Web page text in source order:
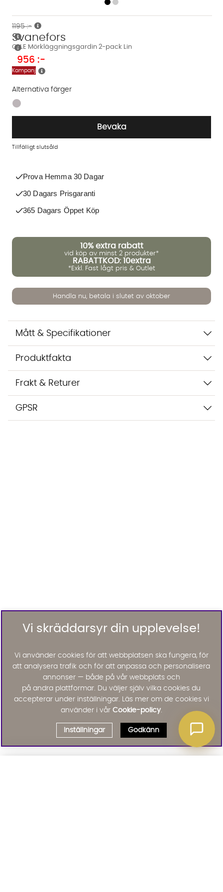
OLLE Mörkläggningsgardin 2-pack Lin
Svanefors
956 :-
1195 :-
Kampanj
Bevaka
Tillfälligt slutsåld
Alternativa färger
Finns även i dessa färger:
Prova Hemma 30 Dagar
30 Dagars Prisgaranti
365 Dagars Öppet Köp
10% extra rabatt
vid köp av minst 2 produkter*
RABATTKOD: 10extra
*Exkl. Fast lågt pris & Outlet
Handla nu, betala i slutet av oktober
Mått & Specifikationer
Produktfakta
Frakt & Returer
GPSR
Vi skräddarsyr din upplevelse!
Vi använder cookies för att webbplatsen ska fungera, för
att analysera trafik och för att anpassa och personalisera
annonser — både på vår webbplats och
på andra plattformar. Du väljer själv vilka cookies du
accepterar under inställningar. Läs mer om de cookies vi
använder i vår Cookie-policy.
Inställningar Godkänn
Vi använder AI för att svara på dina frågor. Konversationen
sparas i upp till 24 timmar för att kunna hjälpa dig. Vi delar
inte dina uppgifter med tredje part. Läs mer i vår
integritetspolicy.
Jag godkänner att konversationen sparas